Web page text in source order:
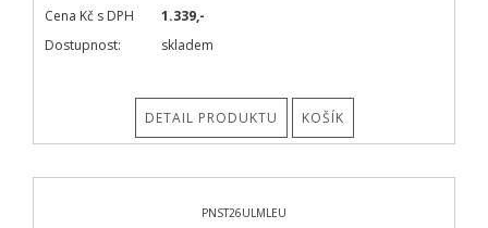
Cena Kč s DPH
1.339,-
Dostupnost:
skladem
DETAIL PRODUKTU KOŠÍK
PNST26ULMLEU